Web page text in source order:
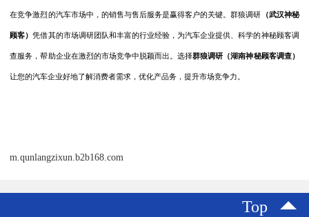
在竞争激烈的汽车市场中，的销售与售后服务是赢得客户的关键。群狼调研 （武汉神秘
顾客）凭借其的市场调研团队和丰富的行业经验，为汽车企业提供、科学的神秘顾客调
查服务，帮助企业在激烈的市场竞争中脱颖而出。选择群狼调研 （湖南神秘顾客调查）
让您的汽车企业好地了解消费者需求，优化产品务，提升市场竞争力。
m.qunlangzixun.b2b168.com
Top